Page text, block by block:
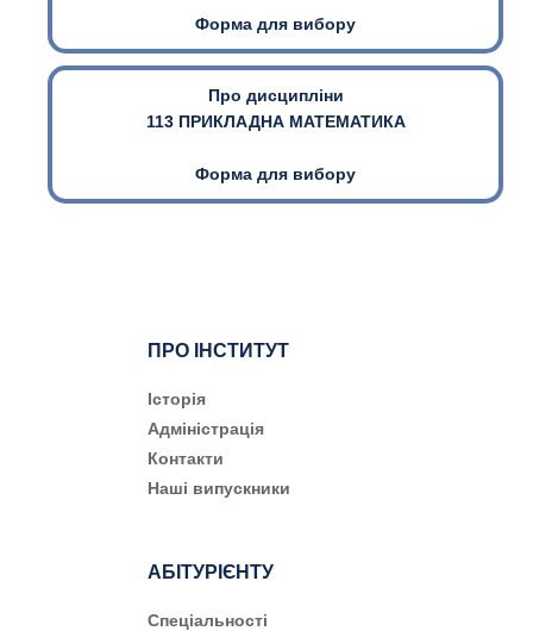
Форма для вибору
Про дисципліни
113 ПРИКЛАДНА МАТЕМАТИКА
Форма для вибору
ПРО ІНСТИТУТ
Історія
Адміністрація
Контакти
Наші випускники
АБІТУРІЄНТУ
Cпеціальності